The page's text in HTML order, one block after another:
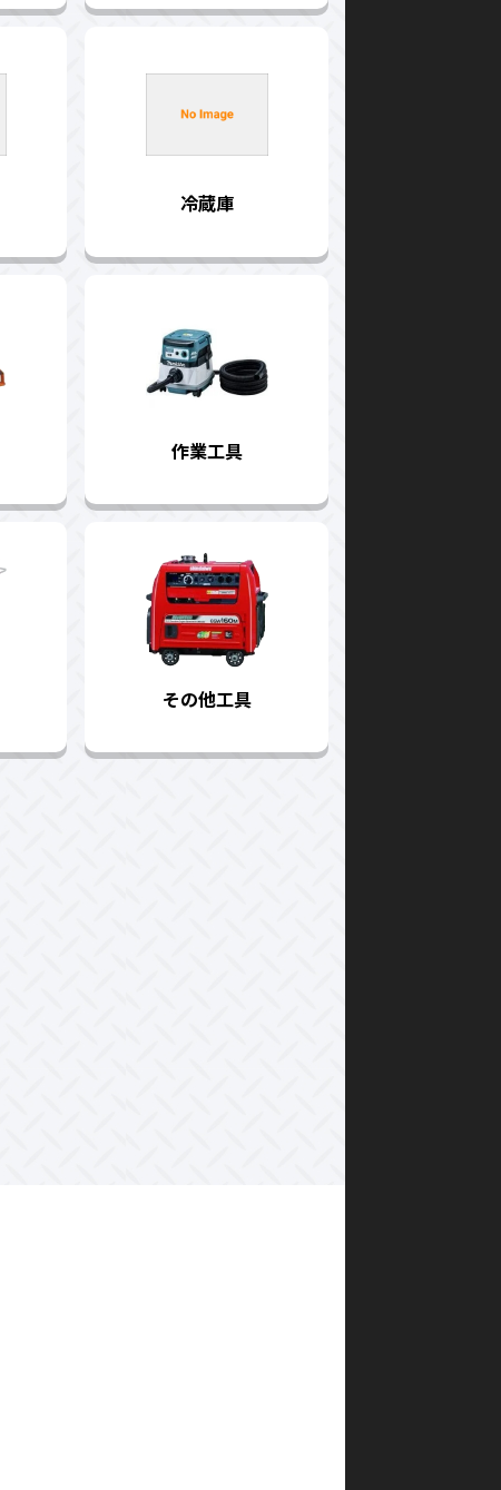
冷蔵庫
作業工具
その他工具